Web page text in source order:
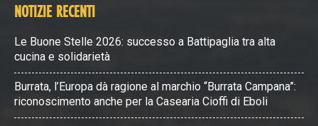
NOTIZIE RECENTI
Le Buone Stelle 2026: successo a Battipaglia tra alta
cucina e solidarietà
Burrata, l’Europa dà ragione al marchio “Burrata Campana”:
riconoscimento anche per la Casearia Cioffi di Eboli